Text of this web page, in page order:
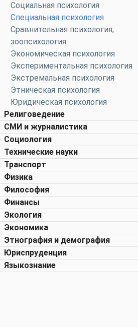
Социальная психология
Специальная психология
Сравнительная психология,
зоопсихология
Экономическая психология
Экспериментальная психология
Экстремальная психология
Этническая психология
Юридическая психология
Религоведение
СМИ и журналистика
Социология
Технические науки
Транспорт
Физика
Философия
Финансы
Экология
Экономика
Этнография и демография
Юриспруденция
Языкознание